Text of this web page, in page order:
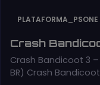
PLATAFORMA_PSONE
Crash
Crash Bandicoot 3
BR) Crash